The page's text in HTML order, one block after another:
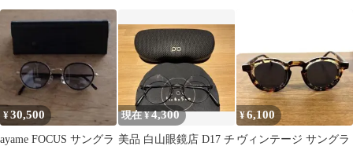
¥30,500
ayame FOCUS サングラ
現在 ¥4,300
美品 白山眼鏡店 D17 チ
¥6,100
ヴィンテージ サングラ